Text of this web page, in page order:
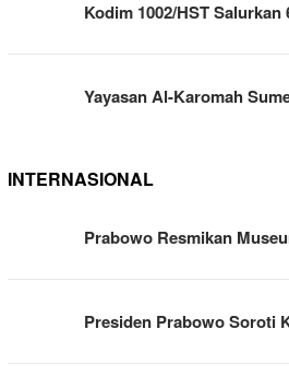
Kodim 1002/HST
Yayasan Al-Karomah
INTERNASIONAL
Prabowo Resmikan
Presiden Prabowo Soroti